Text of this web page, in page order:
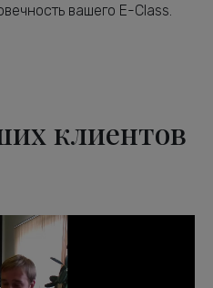
вашего E-Class.
клиентов